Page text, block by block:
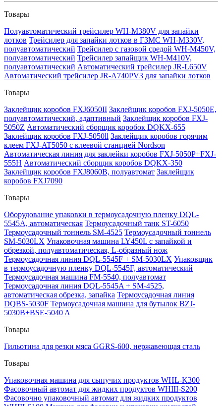
Товары
Полуавтоматический трейсилер WH-M380V для запайки
лотков Трейсилер для запайки лотков в ГЗМС WH-M330V,
полуавтоматический Трейсилер с газовой средой WH-M450V,
полуавтоматический Трейсилер запайщик WH-M410V,
полуавтоматический Автоматический трейсилер JR-L650V
Автоматический трейсилер JR-A740PV3 для запайки лотков
Товары
Заклейщик коробов FXJ6050II Заклейщик коробов FXJ-5050E,
полуавтоматический, адаптивный Заклейщик коробов FXJ-
5050Z Автоматический сборщик коробок DQKX-655
Заклейщик коробов FXJ-5050ll Заклейщик коробов горячим
клеем FXJ-AT5050 с клеевой станцией Nordson
Автоматическая линия для заклейки коробов FXJ-5050P+FXJ-
555H Автоматический сборщик коробов DQKX-350
Заклейщик коробов FXJ8060B, полуавтомат Заклейщик
коробов FXJ7090
Товары
Оборудование упаковки в термоусадочную пленку DQL-
5545A, автоматическая Термоусадочный танк ST-6050
Термоусадочный тоннель SM-4525 Термоусадочный тоннель
SM-5030LX Упаковочная машина LY450L с запайкой и
обрезкой, полуавтоматическая, L-образный нож
Термоусадочная линия DQL-5545F + SM-5030LX Упаковщик
в термоусадочную пленку DQL-5545F, автоматический
Термоусадочная машина FM-5540, полуавтомат
Термоусадочная линия DQL-5545A + SM-4525,
автоматическая обрезка, запайка Термоусадочная линия
DQBS-5030F Термоусадочная машина для бутылок BZJ-
5030B+BSE-5040 A
Товары
Гильотина для резки мяса GGRS-600, нержавеющая сталь
Товары
Упаковочная машина для сыпучих продуктов WHL-K300
Фасовочный автомат для жидких продуктов WHIII-S200
Фасовочно упаковочный автомат для жидких продуктов